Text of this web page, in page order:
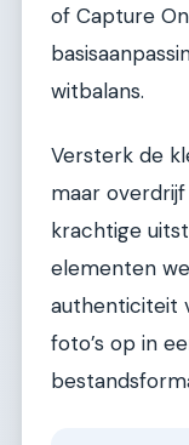
of Capture
witbalans.
Versterk de
maar
krachtige
elementen
authenticiteit
foto’s op in